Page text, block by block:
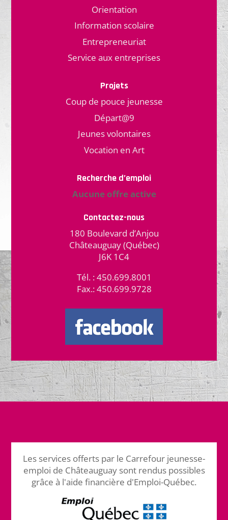
Orientation
Information scolaire
Entrepreneuriat
Service aux entreprises
Projets
Coup de pouce jeunesse
Départ@9
Jeunes volontaires
Vocation en Art
Recherche d’emploi
Aucune offre active
Contactez-nous
180 Boulevard d’Anjou
Châteauguay (Québec)
J6K 1C4
Tél. : 450.699.8001
Fax.: 450.699.9728
Les services offerts par le Carrefour jeunesse-
emploi de Châteauguay sont rendus possibles
grâce à l'aide financière d'Emploi-Québec.